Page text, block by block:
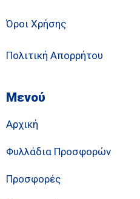
Όροι Χρήσης
Πολιτική Απορρήτου
Μενού
Αρχική
Φυλλάδια Προσφορών
Προσφορές